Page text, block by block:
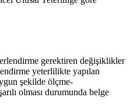
gerektiren değişiklikler
yeterlilikte yapılan
şekilde ölçme-
olması durumunda belge